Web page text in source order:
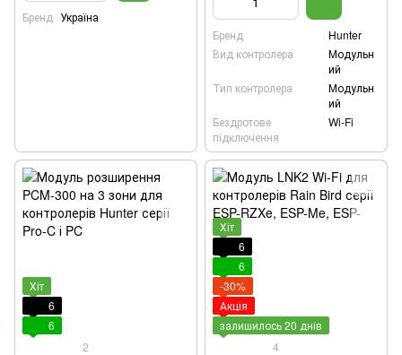
Бренд Україна
Бренд
Hunter
Вид контролера
Модульн
ий
Тип контролера
Модульн
ий
Бездротове
підключення
Wi-Fi
Хіт
6
6
2
Хіт
6
6
-30%
Акція
залишилось 20 днів
4